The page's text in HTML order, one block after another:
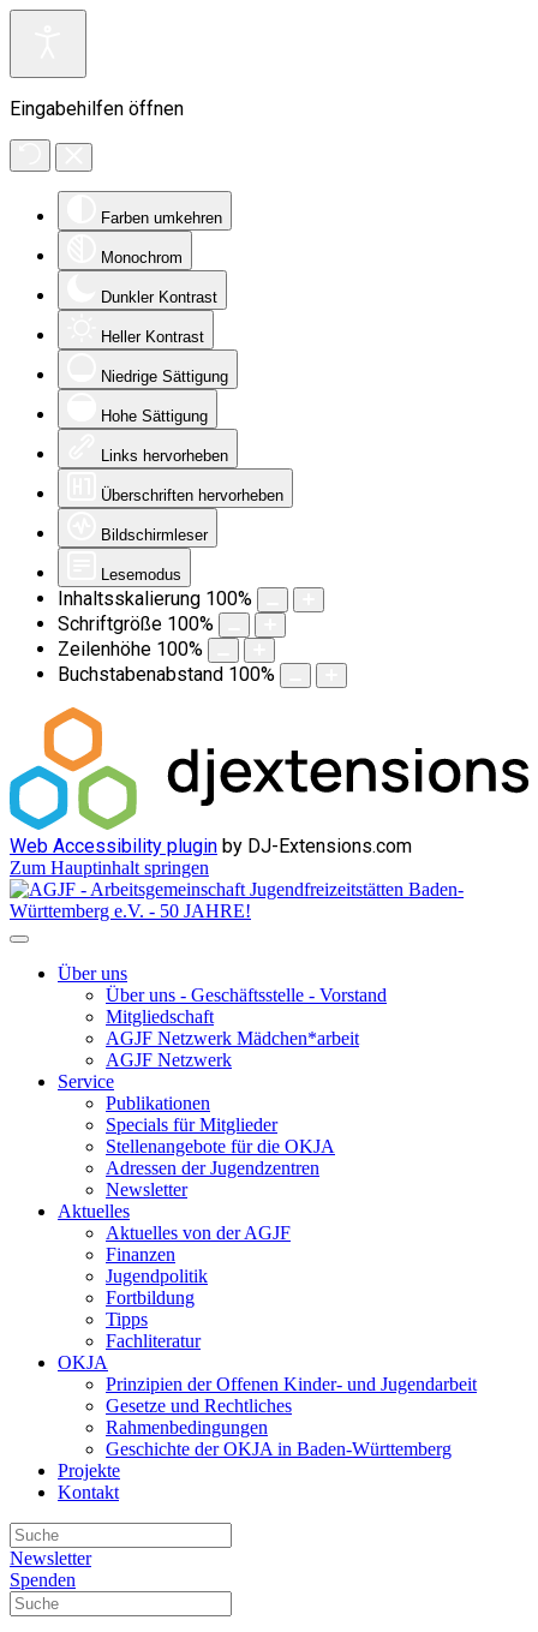
Eingabehilfen öffnen
Farben umkehren
Monochrom
Dunkler Kontrast
Heller Kontrast
Niedrige Sättigung
Hohe Sättigung
Links hervorheben
Überschriften hervorheben
Bildschirmleser
Lesemodus
Inhaltsskalierung 100%
Schriftgröße 100%
Zeilenhöhe 100%
Buchstabenabstand 100%
Web Accessibility plugin by DJ-Extensions.com
Zum Hauptinhalt springen
Über uns
Über uns - Geschäftsstelle - Vorstand
Mitgliedschaft
AGJF Netzwerk Mädchen*arbeit
AGJF Netzwerk
Service
Publikationen
Specials für Mitglieder
Stellenangebote für die OKJA
Adressen der Jugendzentren
Newsletter
Aktuelles
Aktuelles von der AGJF
Finanzen
Jugendpolitik
Fortbildung
Tipps
Fachliteratur
OKJA
Prinzipien der Offenen Kinder- und Jugendarbeit
Gesetze und Rechtliches
Rahmenbedingungen
Geschichte der OKJA in Baden-Württemberg
Projekte
Kontakt
Newsletter
Spenden